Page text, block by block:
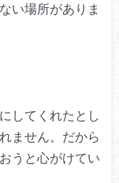
い場所がありま
してくれたとし
ません。 だから
うと心がけてい